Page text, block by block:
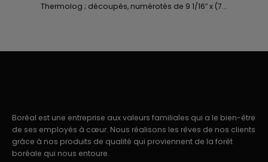
Thermolog ; découpés, numérotés de 9 1/16″ x (7...
Boréal est une entreprise aux valeurs familiales qui a le bien-être
de ses employés à cœur. Nous réalisons les rêves de nos clients
grâce à nos produits de qualité qui proviennent de la forêt
boréale qui nous entoure.